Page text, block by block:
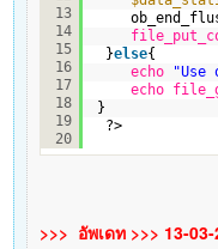
13
14
15
16
17
18
19
20
}else{
echo
"Use
echo
}
?>
>>> อัพเดท >>> 13-